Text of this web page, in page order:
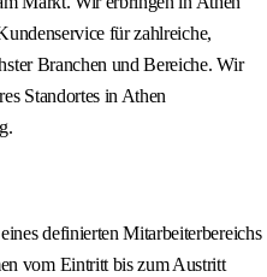
für zahlreiche,
Branchen und Bereiche. Wir
Standortes in Athen
definierten Mitarbeiterbereichs
vom Eintritt bis zum Austritt